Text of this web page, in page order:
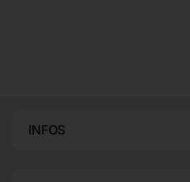
INFOS